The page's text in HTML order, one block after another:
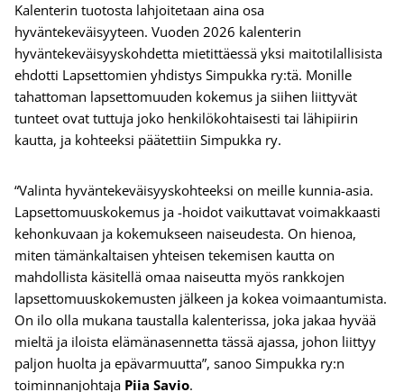
Kalenterin tuotosta lahjoitetaan aina osa
hyväntekeväisyyteen. Vuoden 2026 kalenterin
hyväntekeväisyyskohdetta mietittäessä yksi maitotilallisista
ehdotti Lapsettomien yhdistys Simpukka ry:tä. Monille
tahattoman lapsettomuuden kokemus ja siihen liittyvät
tunteet ovat tuttuja joko henkilökohtaisesti tai lähipiirin
kautta, ja kohteeksi päätettiin Simpukka ry.
“Valinta hyväntekeväisyyskohteeksi on meille kunnia-asia.
Lapsettomuuskokemus ja -hoidot vaikuttavat voimakkaasti
kehonkuvaan ja kokemukseen naiseudesta. On hienoa,
miten tämänkaltaisen yhteisen tekemisen kautta on
mahdollista käsitellä omaa naiseutta myös rankkojen
lapsettomuuskokemusten jälkeen ja kokea voimaantumista.
On ilo olla mukana taustalla kalenterissa, joka jakaa hyvää
mieltä ja iloista elämänasennetta tässä ajassa, johon liittyy
paljon huolta ja epävarmuutta”, sanoo Simpukka ry:n
toiminnanjohtaja Piia Savio.